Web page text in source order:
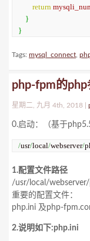
return
}
}
Tags: mysql_connect
php-fpm的
星期二, 九月 4th, 2018 |
0.启动：（基于
/usr/local/webserver/
1.配置文件路径
/usr/local/
重要的配置文件：
php.ini 及php-
2.说明如下:php.ini